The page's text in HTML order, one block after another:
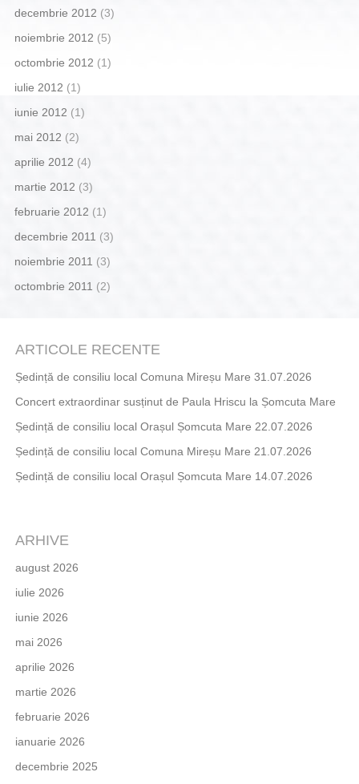
decembrie 2012 (3)
noiembrie 2012 (5)
octombrie 2012 (1)
iulie 2012 (1)
iunie 2012 (1)
mai 2012 (2)
aprilie 2012 (4)
martie 2012 (3)
februarie 2012 (1)
decembrie 2011 (3)
noiembrie 2011 (3)
octombrie 2011 (2)
ARTICOLE RECENTE
Ședință de consiliu local Comuna Mireșu Mare 31.07.2026
Concert extraordinar susținut de Paula Hriscu la Șomcuta Mare
Ședință de consiliu local Orașul Șomcuta Mare 22.07.2026
Ședință de consiliu local Comuna Mireșu Mare 21.07.2026
Ședință de consiliu local Orașul Șomcuta Mare 14.07.2026
ARHIVE
august 2026
iulie 2026
iunie 2026
mai 2026
aprilie 2026
martie 2026
februarie 2026
ianuarie 2026
decembrie 2025